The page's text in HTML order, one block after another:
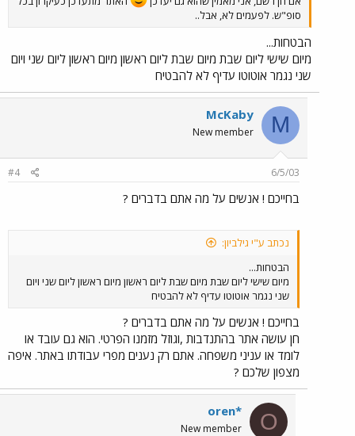
סופ"ש. לפעמים לא, אבל..
הבטחות...
מיום שישי ליום שבת מיום שבת ליום ראשון מיום ראשון ליום שני ויום
שני נגמר אוטוטו עדיף לא להבטיח
M
McKaby
New member
6/5/03
#4
בחייכם ! אנשים על מה אתם בדברים ?
נכתב ע"י גילביון:
הבטחות...
מיום שישי ליום שבת מיום שבת ליום ראשון מיום ראשון ליום שני ויום
שני נגמר אוטוטו עדיף לא להבטיח
בחייכם ! אנשים על מה אתם בדברים ?
חן עושה אתר בהתנדבות ,וגוזל מזמנו הפרטי. הוא גם עובד או
לומד או עניני משפחה. אתם רק נענים מפרי עבודתו באתר. איפה
מצפון שלכם ?
O
oren*
New member